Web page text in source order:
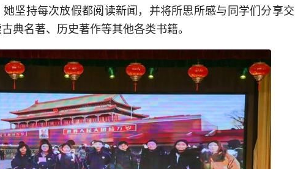
坚持每次放假都阅读新闻，并将所思所感与同学们分享交
典名著、历史著作等其他各类书籍。